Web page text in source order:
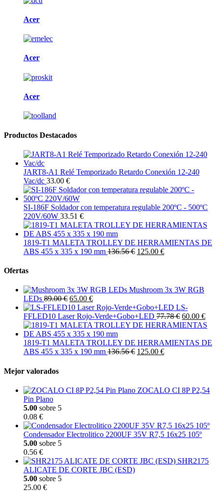
Acer
Acer
Acer
Productos Destacados
JART8-A1 Relé Temporizado Retardo Conexión 12-240
Vac/dc 33.00 €
SI-186F Soldador con temperatura regulable 200ºC - 500ºC
220V/60W 33.51 €
1819-T1 MALETA TROLLEY DE HERRAMIENTAS DE
ABS 455 x 335 x 190 mm 136.56 € 125.00 €
Ofertas
Mushroom 3x 3W RGB
LEDs 89.00 € 65.00 €
LS-
FFLED10 Laser Rojo-Verde+Gobo+LED 77.78 € 60.00 €
1819-T1 MALETA TROLLEY DE HERRAMIENTAS DE
ABS 455 x 335 x 190 mm 136.56 € 125.00 €
Mejor valorados
ZOCALO CI 8P P2,54
Pin Plano
5.00 sobre 5
0.08 €
Condensador Electrolitico 2200UF 35V R7,5 16x25 105º
5.00 sobre 5
0.56 €
SHR2175
ALICATE DE CORTE JBC (ESD)
5.00 sobre 5
25.00 €